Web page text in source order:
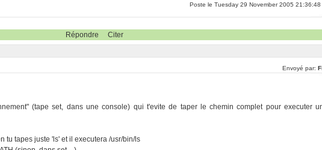
Poste le Tuesday 29 November 2005 21:36:48
Répondre Citer
Envoyé par:
(tape set, dans une console) qui t'evite de taper le chemin complet pour executer
tu tapes juste 'ls' et il executera /usr/bin/ls